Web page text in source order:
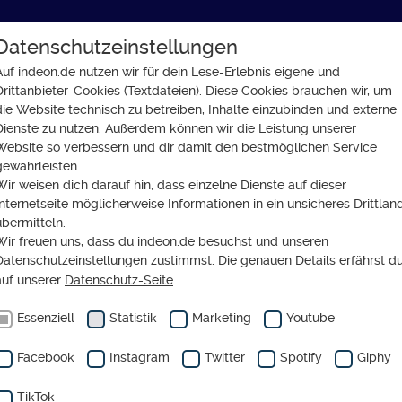
GLAUBE SOZIALES
fördern - diese Mutter zeigt, wie's geht
Inklusion
Mutter zeigt, wie's
indeon.de nutzen wir für dein Lese-Erlebnis eigene und
Cookies (Textdateien). Diese Cookies brauchen wir, um
Website technisch zu betreiben, Inhalte einzubinden und externe
zu nutzen. Außerdem können wir die Leistung unserer
so verbessern und dir damit den bestmöglichen Service
weisen dich darauf hin, dass einzelne Dienste auf dieser
möglicherweise Informationen in ein unsicheres
freuen uns, dass du indeon.de besuchst und unseren
zustimmst. Die genauen Details erfährst
unserer Datenschutz-Seite
Essenziell Statistik Marketing Youtube
Facebook Instagram Twitter Spotify Giphy
TikTok